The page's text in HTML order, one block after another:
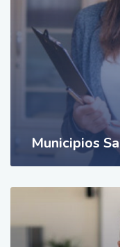
Municipios